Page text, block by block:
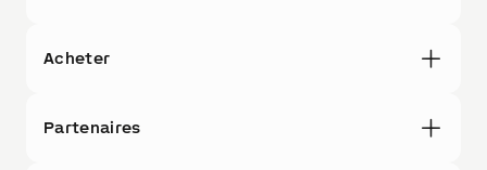
Acheter
Partenaires